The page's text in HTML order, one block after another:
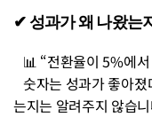
✔︎ 성과가 왜 나왔는
📊 “전환율이 5%에
   숫자는 성과가 좋아졌다는 사실은 알려주지만, 왜 그렇게 되었
는지는 알려주지 않습